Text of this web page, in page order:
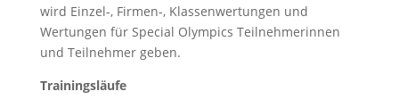
wird Einzel-, Firmen-, Klassenwertungen und
Wertungen für Special Olympics Teilnehmerinnen
und Teilnehmer geben.
Trainingsläufe